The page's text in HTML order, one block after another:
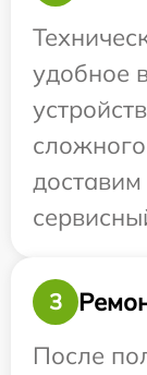
удобное
доставим
3
После